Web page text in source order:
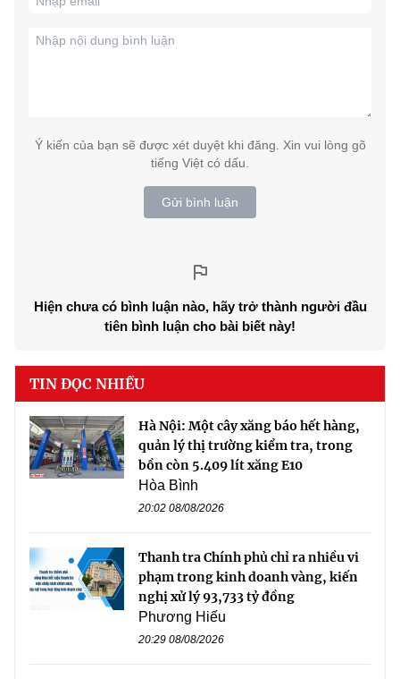
Ý kiến của bạn sẽ được xét duyệt khi đăng. Xin vui lòng gõ
tiếng Việt có dấu.
Gửi bình luận
Hiện chưa có bình luận nào, hãy trở thành người đầu
tiên bình luận cho bài biết này!
TIN ĐỌC NHIỀU
Hà Nội: Một cây xăng báo hết hàng,
quản lý thị trường kiểm tra, trong
bồn còn 5.409 lít xăng E10
Hòa Bình
20:02 08/08/2026
Thanh tra Chính phủ chỉ ra nhiều vi
phạm trong kinh doanh vàng, kiến
nghị xử lý 93,733 tỷ đồng
Phương Hiếu
20:29 08/08/2026